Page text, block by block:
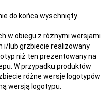
do końca wyschnięty.
w obiegu z różnymi wersjami
i/lub grzbiecie realizowany
niż ten prezentowany na
W przypadku produktów
różne wersje logotypów
wersją logotypu.